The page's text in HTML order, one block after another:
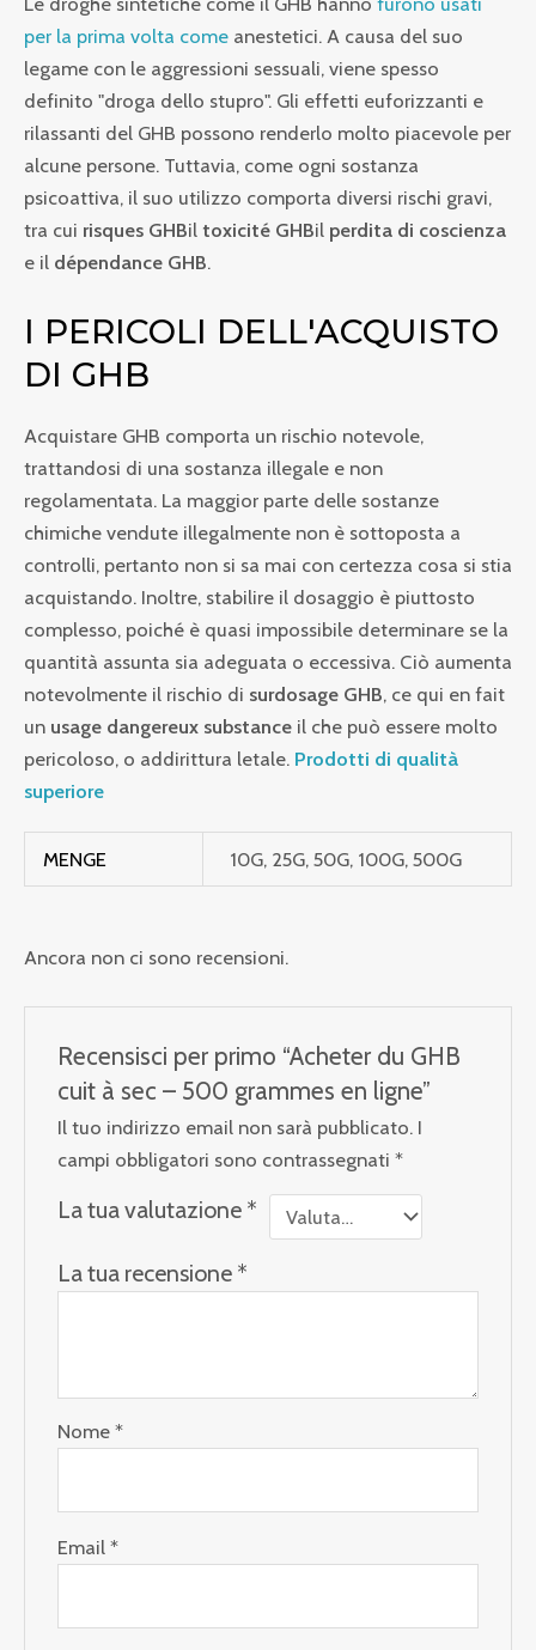
per la prima volta come anestetici. A causa del suo
legame con le aggressioni sessuali, viene spesso
definito "droga dello stupro". Gli effetti euforizzanti e
rilassanti del GHB possono renderlo molto piacevole per
alcune persone. Tuttavia, come ogni sostanza
psicoattiva, il suo utilizzo comporta diversi rischi gravi,
tra cui risques GHBil toxicité GHBil perdita di coscienza
e il dépendance GHB.
I PERICOLI DELL'ACQUISTO
DI GHB
Acquistare GHB comporta un rischio notevole,
trattandosi di una sostanza illegale e non
regolamentata. La maggior parte delle sostanze
chimiche vendute illegalmente non è sottoposta a
controlli, pertanto non si sa mai con certezza cosa si stia
acquistando. Inoltre, stabilire il dosaggio è piuttosto
complesso, poiché è quasi impossibile determinare se la
quantità assunta sia adeguata o eccessiva. Ciò aumenta
notevolmente il rischio di surdosage GHB, ce qui en fait
un usage dangereux substance il che può essere molto
pericoloso, o addirittura letale. Prodotti di qualità
superiore
MENGE 10G, 25G, 50G, 100G, 500G
Ancora non ci sono recensioni.
Recensisci per primo “Acheter du GHB
cuit à sec – 500 grammes en ligne”
Il tuo indirizzo email non sarà pubblicato. I
campi obbligatori sono contrassegnati*
La tua valutazione *
La tua recensione *
Nome*
Email*